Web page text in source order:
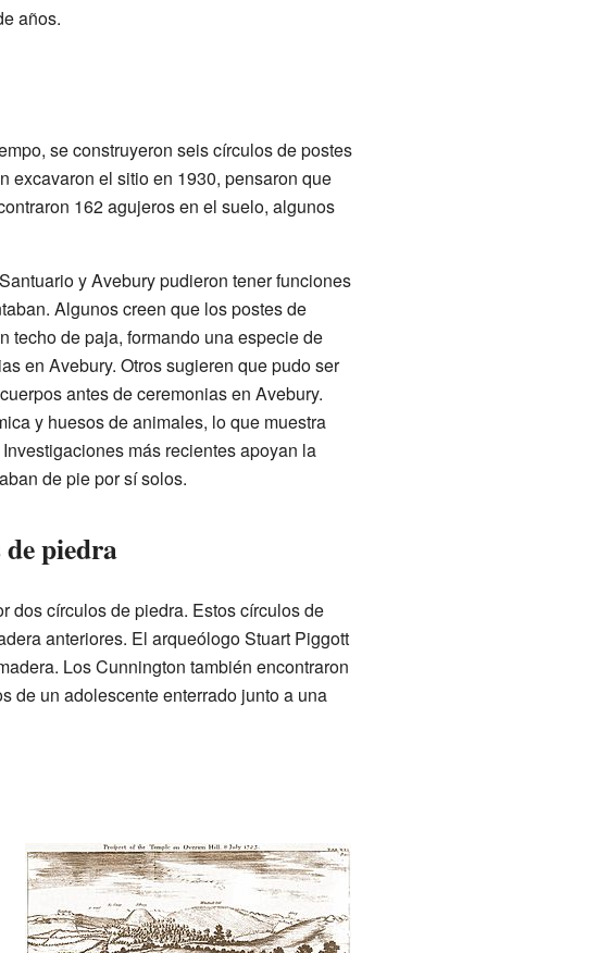
años.
se construyeron seis círculos de postes
excavaron el sitio en 1930, pensaron que
162 agujeros en el suelo, algunos
y Avebury pudieron tener funciones
Algunos creen que los postes de
techo de paja, formando una especie de
en Avebury. Otros sugieren que pudo ser
antes de ceremonias en Avebury.
y huesos de animales, lo que muestra
más recientes apoyan la
de pie por sí solos.
piedra
dos círculos de piedra. Estos círculos de
anteriores. El arqueólogo Stuart Piggott
Los Cunnington también encontraron
de un adolescente enterrado junto a una